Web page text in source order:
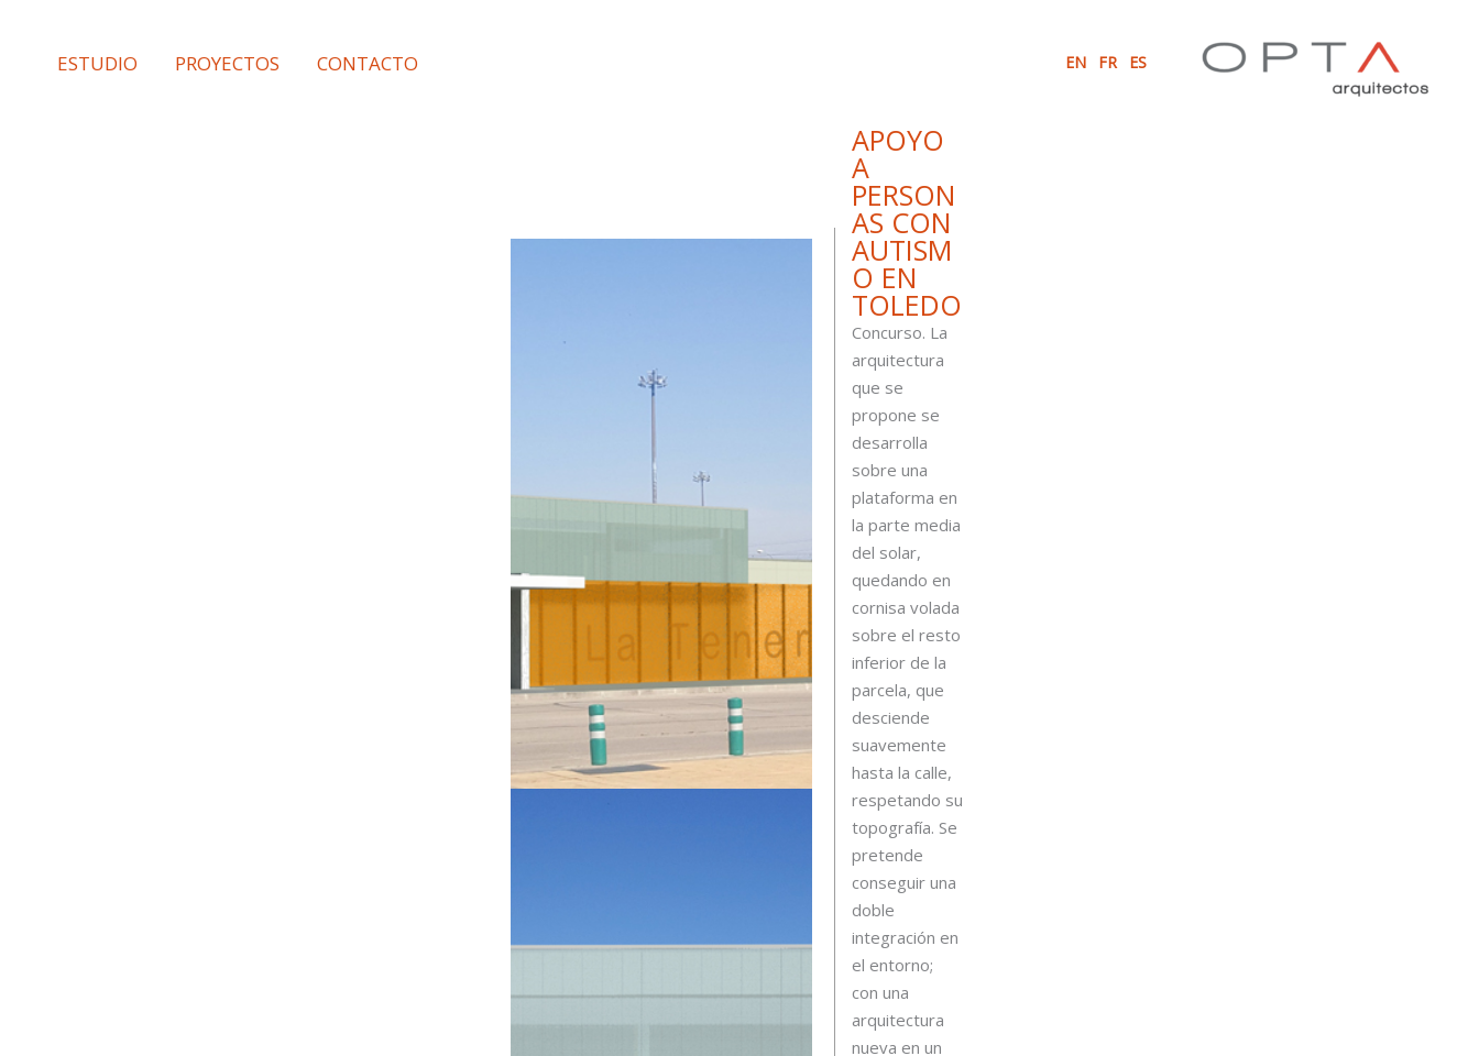
contenidoESTUDIO PROYECTOS CONTACTO EN FR ES
APOYO
A
PERSON
AS CON
AUTISM
O EN
TOLEDO
Concurso. La
arquitectura
que se
propone se
desarrolla
sobre una
plataforma en
la parte media
del solar,
quedando en
cornisa volada
sobre el resto
inferior de la
parcela, que
desciende
suavemente
hasta la calle,
respetando su
topografía. Se
pretende
conseguir una
doble
integración en
el entorno;
con una
arquitectura
nueva en un